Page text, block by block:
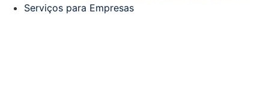
Serviços para Empresas